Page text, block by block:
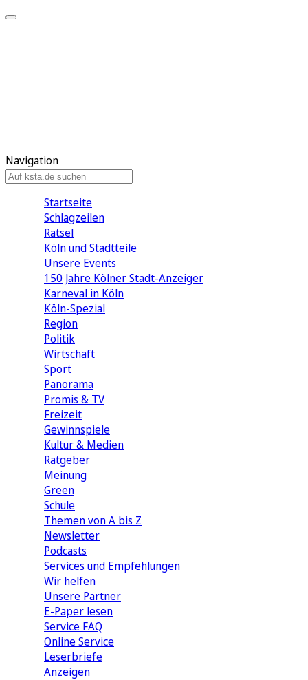
Navigation
Startseite
Schlagzeilen
Rätsel
Köln und Stadtteile
Unsere Events
150 Jahre Kölner Stadt-Anzeiger
Karneval in Köln
Köln-Spezial
Region
Politik
Wirtschaft
Sport
Panorama
Promis & TV
Freizeit
Gewinnspiele
Kultur & Medien
Ratgeber
Meinung
Green
Schule
Themen von A bis Z
Newsletter
Podcasts
Services und Empfehlungen
Wir helfen
Unsere Partner
E-Paper lesen
Service FAQ
Online Service
Leserbriefe
Anzeigen